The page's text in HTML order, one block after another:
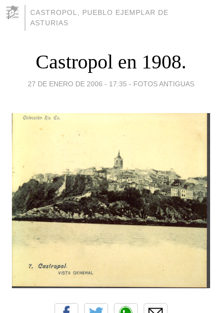
CASTROPOL, PUEBLO EJEMPLAR DE
ASTURIAS
Castropol en 1908.
27 DE ENERO DE 2006 - 17:35 - FOTOS ANTIGUAS